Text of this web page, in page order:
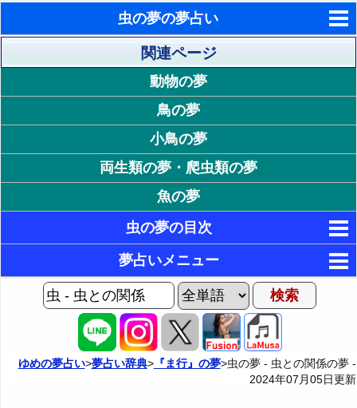
虫の夢の夢占い
東洋・西洋占星術
ホラリー占星術
手相占いで未来診断
タロットカードで無料占い
命名の姓名判断
飛星派風水で住宅開運
男と女の心理学と心理テスト
関連ページ
動物の夢
鳥の夢
小鳥の夢
両生類の夢・爬虫類の夢
魚の夢
虫の夢の目次
1. 虫への自分の行動が印象的な夢
2. 虫を追いかける夢 - 承認欲求や目標達成意欲
3. 虫に怒る夢 - 自己防衛やストレス解消
4. 虫を襲う夢 - 自己アピールや自己表現
30. 虫との関係が印象的な夢
31. 虫になる夢・虫に変身する夢 - 特徴の獲得
32. 虫と仲良くする夢 - 魅力を獲得したい願望
33. 怖い虫を飼い慣らす夢 - 管理能力や判断力
1P: 虫の夢Home
2P: 感情や虫の状況の夢
夢占いメニュー
AIゆめの夢占いチャット
夢占い掲示板
ゆめの夢占い>夢占い辞典>『ま行』の夢>虫の夢 - 虫との関係の夢 -
2024年07月05日更新